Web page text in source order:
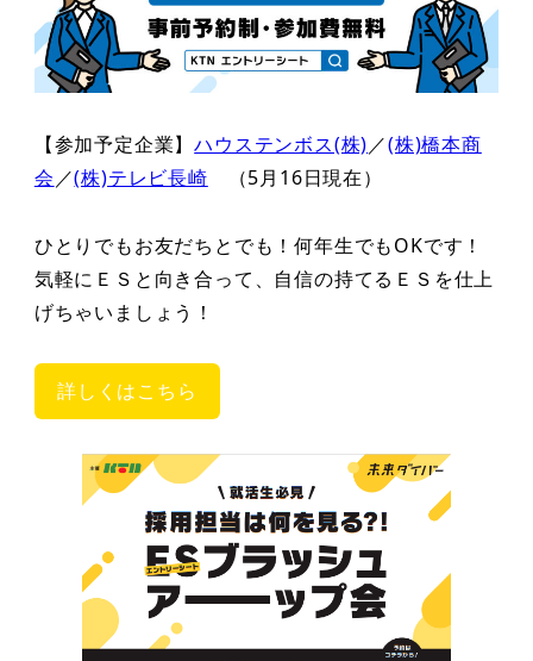
【参加予定企業】ハウステンボス(株)／(株)橋本商
会 ／(株)テレビ長崎 （5月16日現在）
ひとりでもお友だちとでも！何年生でもOKです！
気軽にＥＳと向き合って、自信の持てるＥＳを仕上
げちゃいましょう！
詳しくはこちら